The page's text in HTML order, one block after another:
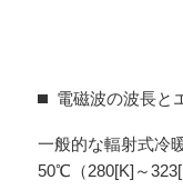
電磁波の波長と
一般的な輻射式冷
50℃（280[K]～